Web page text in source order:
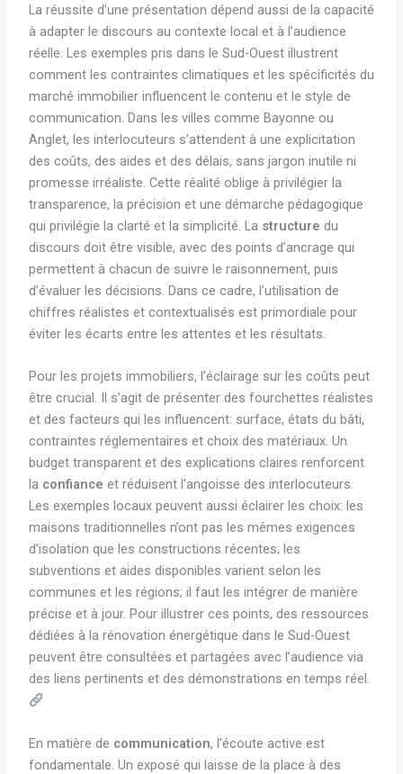
La réussite d’une présentation dépend aussi de la capacité
à adapter le discours au contexte local et à l’audience
réelle. Les exemples pris dans le Sud-Ouest illustrent
comment les contraintes climatiques et les spécificités du
marché immobilier influencent le contenu et le style de
communication. Dans les villes comme Bayonne ou
Anglet, les interlocuteurs s’attendent à une explicitation
des coûts, des aides et des délais, sans jargon inutile ni
promesse irréaliste. Cette réalité oblige à privilégier la
transparence, la précision et une démarche pédagogique
qui privilégie la clarté et la simplicité. La structure du
discours doit être visible, avec des points d’ancrage qui
permettent à chacun de suivre le raisonnement, puis
d’évaluer les décisions. Dans ce cadre, l’utilisation de
chiffres réalistes et contextualisés est primordiale pour
éviter les écarts entre les attentes et les résultats.
Pour les projets immobiliers, l’éclairage sur les coûts peut
être crucial. Il s’agit de présenter des fourchettes réalistes
et des facteurs qui les influencent: surface, états du bâti,
contraintes réglementaires et choix des matériaux. Un
budget transparent et des explications claires renforcent
la confiance et réduisent l’angoisse des interlocuteurs.
Les exemples locaux peuvent aussi éclairer les choix: les
maisons traditionnelles n’ont pas les mêmes exigences
d’isolation que les constructions récentes; les
subventions et aides disponibles varient selon les
communes et les régions; il faut les intégrer de manière
précise et à jour. Pour illustrer ces points, des ressources
dédiées à la rénovation énergétique dans le Sud-Ouest
peuvent être consultées et partagées avec l’audience via
des liens pertinents et des démonstrations en temps réel.
En matière de communication, l’écoute active est
fondamentale. Un exposé qui laisse de la place à des